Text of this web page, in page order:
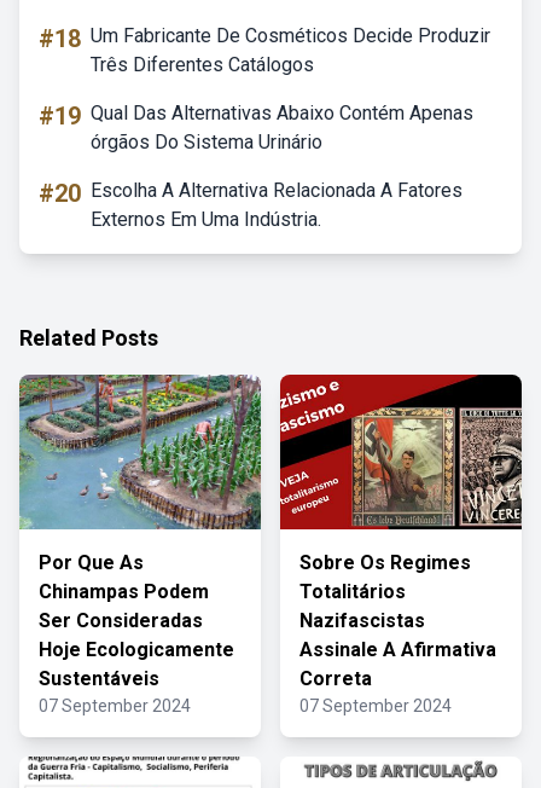
#18 Um Fabricante De Cosméticos Decide Produzir
Três Diferentes Catálogos
#19 Qual Das Alternativas Abaixo Contém Apenas
órgãos Do Sistema Urinário
#20 Escolha A Alternativa Relacionada A Fatores
Externos Em Uma Indústria.
Related Posts
Por Que As
Chinampas Podem
Ser Consideradas
Hoje Ecologicamente
Sustentáveis
07 September 2024
Sobre Os Regimes
Totalitários
Nazifascistas
Assinale A Afirmativa
Correta
07 September 2024